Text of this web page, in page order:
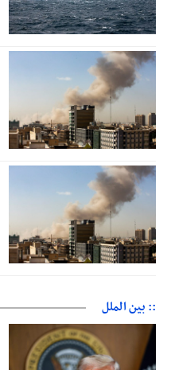
:: بین الملل